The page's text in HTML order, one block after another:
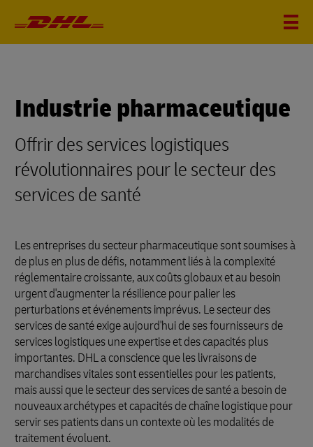
Industrie pharmaceutique
Offrir des services logistiques
révolutionnaires pour le secteur des
services de santé
Les entreprises du secteur pharmaceutique sont soumises à
de plus en plus de défis, notamment liés à la complexité
réglementaire croissante, aux coûts globaux et au besoin
urgent d'augmenter la résilience pour palier les
perturbations et événements imprévus. Le secteur des
services de santé exige aujourd'hui de ses fournisseurs de
services logistiques une expertise et des capacités plus
importantes. DHL a conscience que les livraisons de
marchandises vitales sont essentielles pour les patients,
mais aussi que le secteur des services de santé a besoin de
nouveaux archétypes et capacités de chaîne logistique pour
servir ses patients dans un contexte où les modalités de
traitement évoluent.